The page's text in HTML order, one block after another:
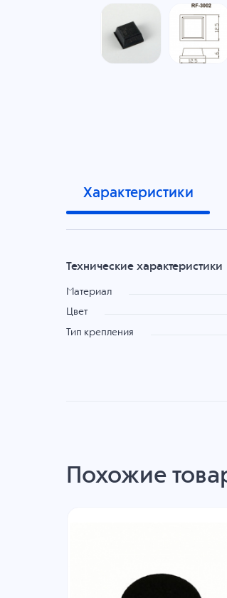
Характеристики
Технические характеристики
Материал
Цвет
Тип крепления
Похожие